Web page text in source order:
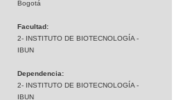
Bogotá
Facultad:
2- INSTITUTO DE BIOTECNOLOGÍA -
IBUN
Dependencia:
2- INSTITUTO DE BIOTECNOLOGÍA -
IBUN